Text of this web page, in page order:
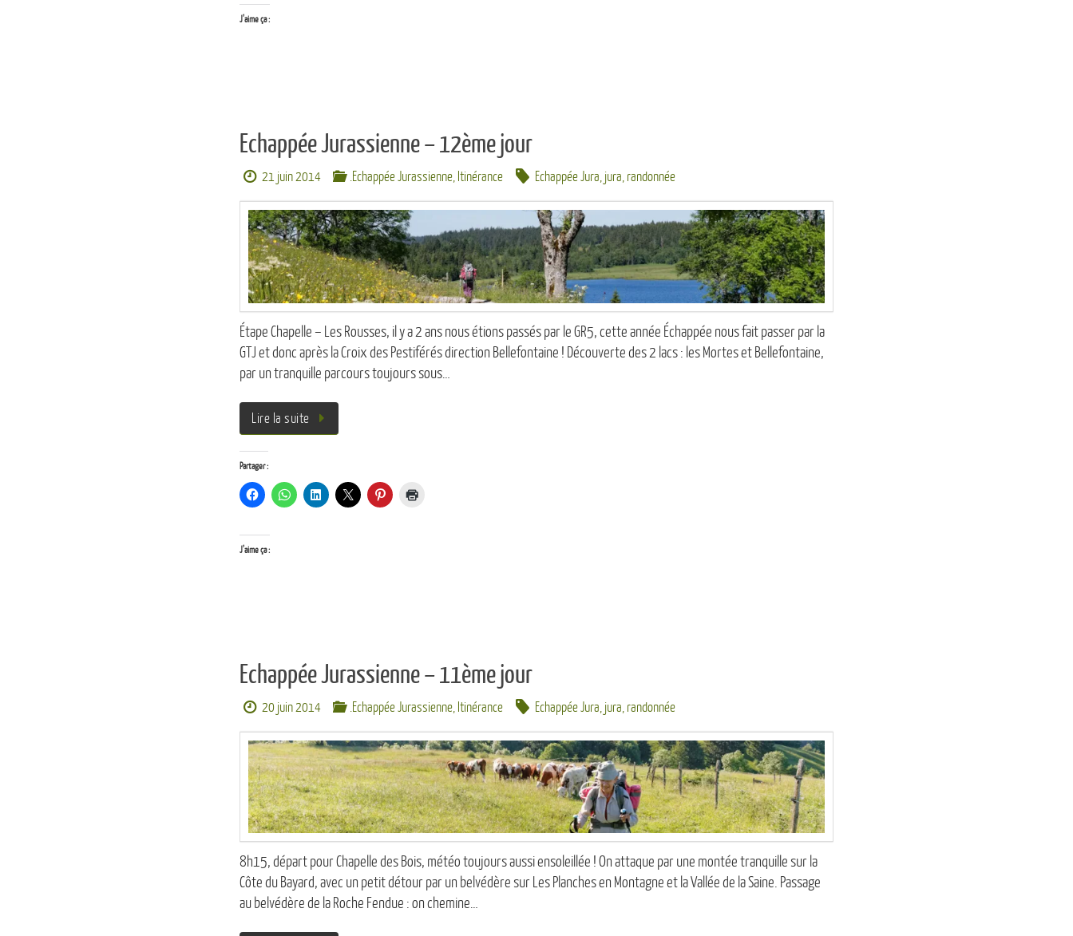
J’aime ça :
Echappée Jurassienne – 12ème jour
21 juin 2014 .Echappée Jurassienne, Itinérance Echappée Jura, jura, randonnée
Étape Chapelle – Les Rousses, il y a 2 ans nous étions passés par le GR5, cette année Échappée nous fait passer par la
GTJ et donc après la Croix des Pestiférés direction Bellefontaine ! Découverte des 2 lacs : les Mortes et Bellefontaine,
par un tranquille parcours toujours sous…
Lire la suite
Partager :
J’aime ça :
Echappée Jurassienne – 11ème jour
20 juin 2014 .Echappée Jurassienne Itinérance Echappée Jura jura randonnée
8h15, départ pour Chapelle des Bois, météo toujours aussi ensoleillée ! On attaque par une montée tranquille sur la
Côte du Bayard, avec un petit détour par un belvédère sur Les Planches en Montagne et la Vallée de la Saine. Passage
au belvédère de la Roche Fendue : on chemine…